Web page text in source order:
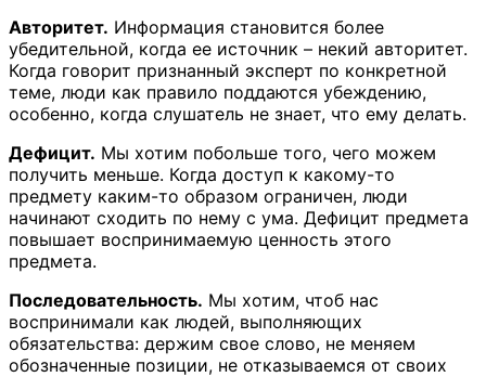
Авторитет. Информация становится более
убедительной, когда ее источник – некий авторитет.
Когда говорит признанный эксперт по конкретной
теме, люди как правило поддаются убеждению,
особенно, когда слушатель не знает, что ему делать.
Дефицит. Мы хотим побольше того, чего можем
получить меньше. Когда доступ к какому-то
предмету каким-то образом ограничен, люди
начинают сходить по нему с ума. Дефицит предмета
повышает воспринимаемую ценность этого
предмета.
Последовательность. Мы хотим, чтоб нас
воспринимали как людей, выполняющих
обязательства: держим свое слово, не меняем
обозначенные позиции, не отказываемся от своих